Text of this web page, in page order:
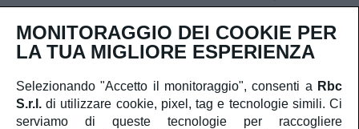
Iscriviti
SERVIZIO CLIENTI
MONITORAGGIO DEI COOKIE PER
LA TUA MIGLIORE ESPERIENZA
Selezionando "Accetto il monitoraggio", consenti a Rbc
S.r.l. di utilizzare cookie, pixel, tag e tecnologie simili. Ci
serviamo di queste tecnologie per raccogliere